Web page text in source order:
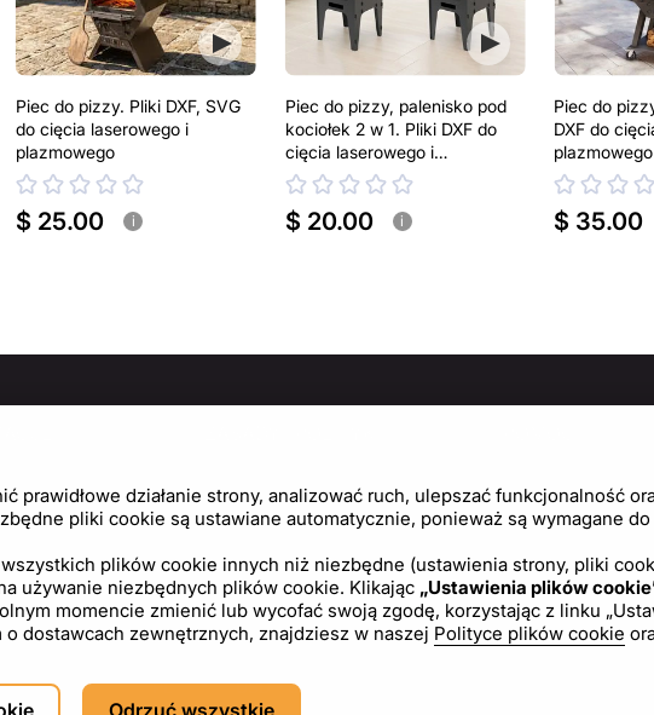
Piec do pizzy. Pliki DXF, SVG
do cięcia laserowego i
plazmowego
$ 25.00 i
Piec do pizzy, palenisko pod
kociołek 2 w 1. Pliki DXF do
cięcia laserowego i
plazmowego
$ 20.00 i
Piec do
DXF do
plazmowego
$ 35.00
Regulamin
Polityka plików cookie
Umowa licencyjna
Ustawienia
PL USD - US Dollar ($)
działanie strony, analizować ruch, ulepszać funkcjonalność
pliki cookie są ustawiane automatycznie, ponieważ są wymagane do
plików cookie innych niż niezbędne (ustawienia strony, pliki
używanie niezbędnych plików cookie. Klikając „Ustawienia plików
momencie zmienić lub wycofać swoją zgodę, korzystając z linku
dostawcach zewnętrznych, znajdziesz w naszej Polityce plików cookie
Odrzuć wszystkie